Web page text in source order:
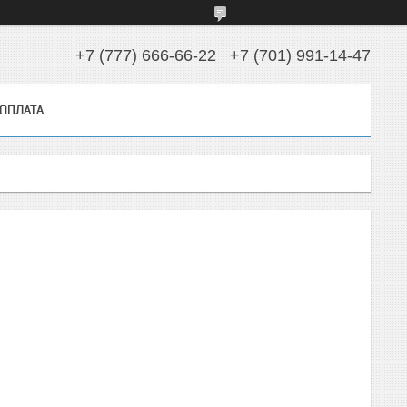
+7 (777) 666-66-22 +7 (701) 991-14-47